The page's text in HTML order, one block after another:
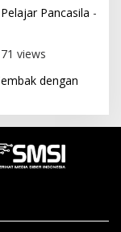
Pancasila -
views
dengan